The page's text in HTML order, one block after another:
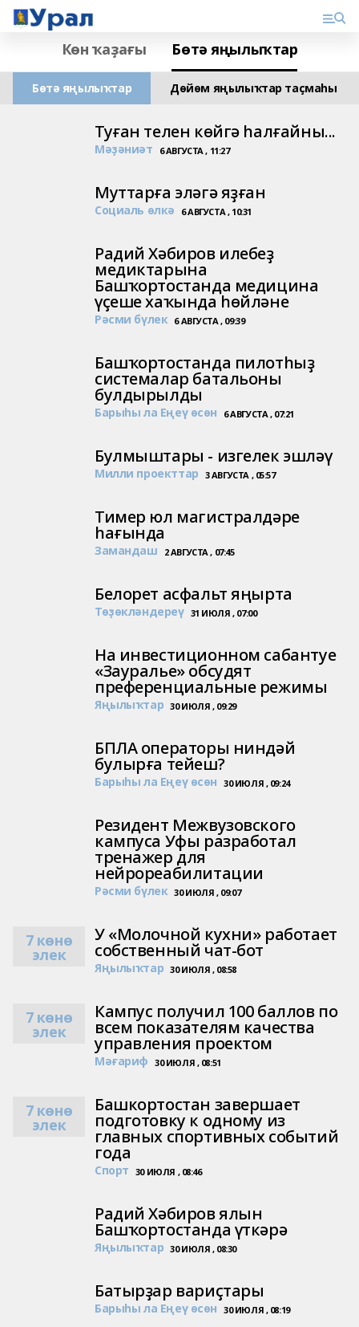
Көн ҡаҙағы Бөтә яңылыҡтар
Бөтә яңылыҡтар Дөйөм яңылыҡтар таҫмаһы
Туған телен көйгә һалғайны...
Мәҙәниәт 6 АВГУСТА , 11:27
Муттарға эләгә яҙған
Социаль өлкә 6 АВГУСТА , 10:31
Радий Хәбиров илебеҙ
медиктарына
Башҡортостанда медицина
үҫеше хаҡында һөйләне
Рәсми бүлек 6 АВГУСТА , 09:39
Башҡортостанда пилотһыҙ
системалар батальоны
булдырылды
Барыһы ла Еңеү өсөн 6 АВГУСТА , 07:21
Булмыштары - изгелек эшләү
Милли проекттар 3 АВГУСТА , 05:57
Тимер юл магистралдәре
һағында
Замандаш 2 АВГУСТА , 07:45
Белорет асфальт яңырта
Төҙөкләндереү 31 ИЮЛЯ , 07:00
На инвестиционном сабантуе
«Зауралье» обсудят
преференциальные режимы
Яңылыҡтар 30 ИЮЛЯ , 09:29
БПЛА операторы ниндәй
булырға тейеш?
Барыһы ла Еңеү өсөн 30 ИЮЛЯ , 09:24
Резидент Межвузовского
кампуса Уфы разработал
тренажер для
нейрореабилитации
Рәсми бүлек 30 ИЮЛЯ , 09:07
7 көнө
элек
У «Молочной кухни» работает
собственный чат-бот
Яңылыҡтар 30 ИЮЛЯ , 08:58
7 көнө
элек
Кампус получил 100 баллов по
всем показателям качества
управления проектом
Мәғариф 30 ИЮЛЯ , 08:51
7 көнө
элек
Башкортостан завершает
подготовку к одному из
главных спортивных событий
года
Спорт 30 ИЮЛЯ , 08:46
Радий Хәбиров ялын
Башҡортостанда үткәрә
Яңылыҡтар 30 ИЮЛЯ , 08:30
Батырҙар вариҫтары
Барыһы ла Еңеү өсөн 30 ИЮЛЯ , 08:19